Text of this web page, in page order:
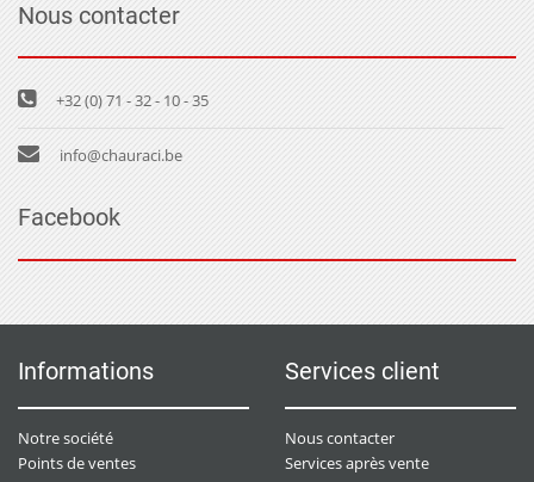
Nous contacter
+32 (0) 71 - 32 - 10 - 35
info@chauraci.be
Facebook
Informations
Notre société
Points de ventes
Services client
Nous contacter
Services après vente